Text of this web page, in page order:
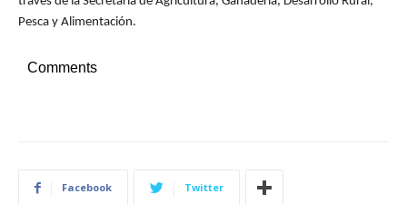
Pesca y Alimentación.
Comments
Facebook Twitter